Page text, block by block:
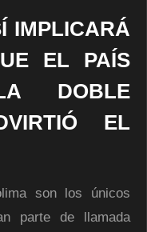
IMPLICARÁ
EL PAÍS
DOBLE
EL
son los únicos
parte de llamada